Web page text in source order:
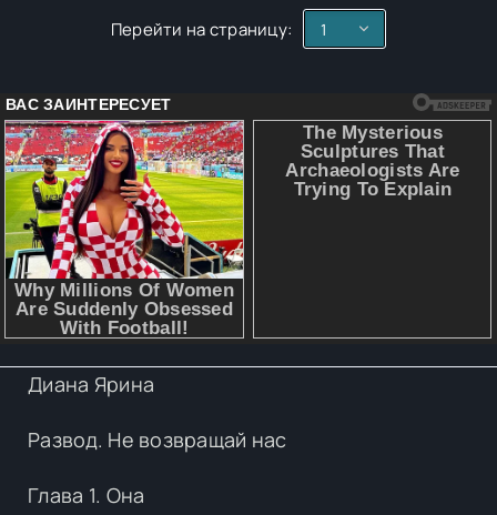
Перейти на страницу:
Диана Ярина
Развод. Не возвращай нас
Глава 1. Она